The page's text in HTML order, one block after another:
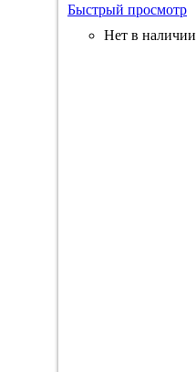
Быстрый просмотр
Нет в наличии